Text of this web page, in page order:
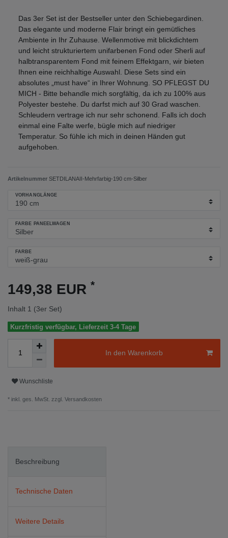
Das 3er Set ist der Bestseller unter den Schiebegardinen.
Das elegante und moderne Flair bringt ein gemütliches
Ambiente in Ihr Zuhause. Wellenmotive mit blickdichtem
und leicht strukturiertem unifarbenen Fond oder Sherli auf
halbtransparentem Fond mit feinem Effektgarn, wir bieten
Ihnen eine reichhaltige Auswahl. Diese Sets sind ein
absolutes „must have“ in Ihrer Wohnung. SO PFLEGST DU
MICH - Bitte behandle mich sorgfältig, da ich zu 100% aus
Polyester bestehe. Du darfst mich auf 30 Grad waschen.
Schleudern vertrage ich nur sehr schonend. Falls ich doch
einmal eine Falte werfe, bügle mich auf niedriger
Temperatur. So fühle ich mich in deinen Händen gut
aufgehoben.
Artikelnummer SETDILANAII-Mehrfarbig-190 cm-Silber
VORHANGLÄNGE
FARBE PANEELWAGEN
FARBE
149,38 EUR *
Inhalt 1 (3er Set)
Kurzfristig verfügbar, Lieferzeit 3-4 Tage
In den Warenkorb
Wunschliste
* inkl. ges. MwSt. zzgl. Versandkosten
Beschreibung
Technische Daten
Weitere Details